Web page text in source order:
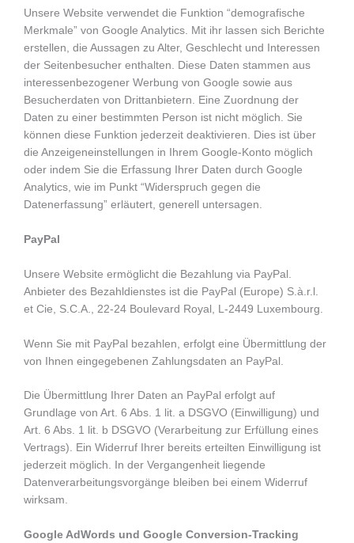
Unsere Website verwendet die Funktion “demografische
Merkmale” von Google Analytics. Mit ihr lassen sich Berichte
erstellen, die Aussagen zu Alter, Geschlecht und Interessen
der Seitenbesucher enthalten. Diese Daten stammen aus
interessenbezogener Werbung von Google sowie aus
Besucherdaten von Drittanbietern. Eine Zuordnung der
Daten zu einer bestimmten Person ist nicht möglich. Sie
können diese Funktion jederzeit deaktivieren. Dies ist über
die Anzeigeneinstellungen in Ihrem Google-Konto möglich
oder indem Sie die Erfassung Ihrer Daten durch Google
Analytics, wie im Punkt “Widerspruch gegen die
Datenerfassung” erläutert, generell untersagen.
PayPal
Unsere Website ermöglicht die Bezahlung via PayPal.
Anbieter des Bezahldienstes ist die PayPal (Europe) S.à.r.l.
et Cie, S.C.A., 22-24 Boulevard Royal, L-2449 Luxembourg.
Wenn Sie mit PayPal bezahlen, erfolgt eine Übermittlung der
von Ihnen eingegebenen Zahlungsdaten an PayPal.
Die Übermittlung Ihrer Daten an PayPal erfolgt auf
Grundlage von Art. 6 Abs. 1 lit. a DSGVO (Einwilligung) und
Art. 6 Abs. 1 lit. b DSGVO (Verarbeitung zur Erfüllung eines
Vertrags). Ein Widerruf Ihrer bereits erteilten Einwilligung ist
jederzeit möglich. In der Vergangenheit liegende
Datenverarbeitungsvorgänge bleiben bei einem Widerruf
wirksam.
Google AdWords und Google Conversion-Tracking